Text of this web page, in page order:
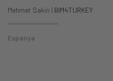
Mehmet Sakin | BIM4TURKEY
Espanya